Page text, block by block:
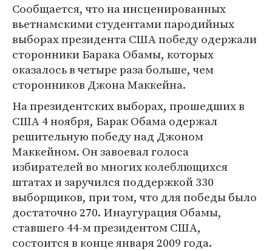
Сообщается, что на инсценированных
вьетнамскими студентами пародийных
выборах президента США победу одержали
сторонники Барака Обамы, которых
оказалось в четыре раза больше, чем
сторонников Джона Маккейна.
На президентских выборах, прошедших в
США 4 ноября, Барак Обама одержал
решительную победу над Джоном
Маккейном. Он завоевал голоса
избирателей во многих колеблющихся
штатах и заручился поддержкой 330
выборщиков, при том, что для победы было
достаточно 270. Инаугурация Обамы,
ставшего 44-м президентом США,
состоится в конце января 2009 года.